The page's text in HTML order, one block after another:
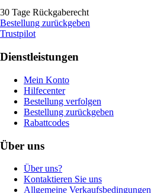
30 Tage Rückgaberecht
Bestellung zurückgeben
Trustpilot
Dienstleistungen
Mein Konto
Hilfecenter
Bestellung verfolgen
Bestellung zurückgeben
Rabattcodes
Über uns
Über uns?
Kontaktieren Sie uns
Allgemeine Verkaufsbedingungen